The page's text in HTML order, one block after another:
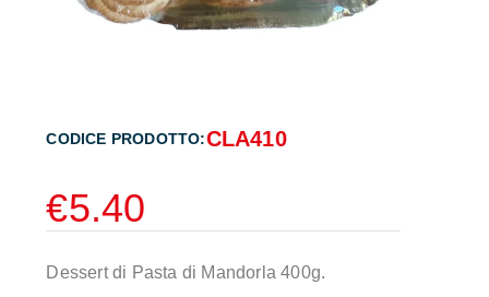
CODICE PRODOTTO:CLA410
€5.40
Dessert di Pasta di Mandorla 400g.